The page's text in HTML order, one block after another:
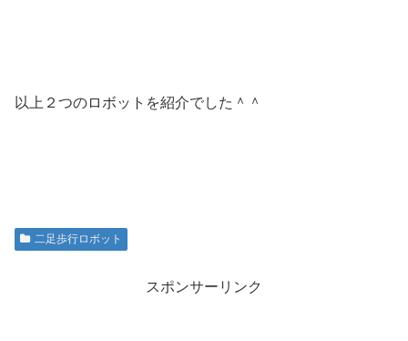
以上２つのロボットを紹介でした＾＾
二足歩行ロボット
スポンサーリンク